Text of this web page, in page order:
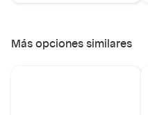
Más opciones similares